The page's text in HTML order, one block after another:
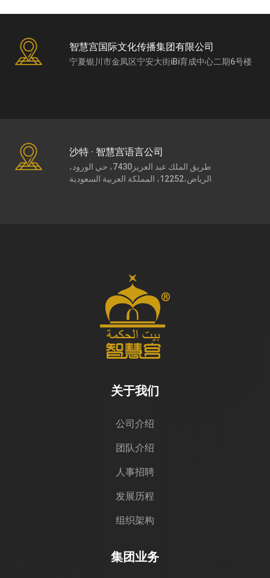
智慧宫国际文化传播集团有限公司
宁夏银川市金凤区宁安大街iBi育成中心二期6号楼
沙特 · 智慧宫语言公司
طريق الملك عبد العزيز7430، حي الورود،
الرياض،12252، المملكة العربية السعودية
关于我们
公司介绍
团队介绍
人事招聘
发展历程
组织架构
集团业务